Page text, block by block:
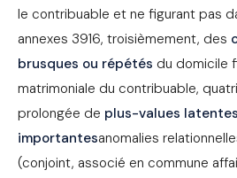
le contribuable et ne figurant pas
annexes 3916, troisièmement, des
brusques ou répétés du domicile
matrimoniale du contribuable,
prolongée de plus-values latentes
importantesanomalies
(conjoint, associé en commune